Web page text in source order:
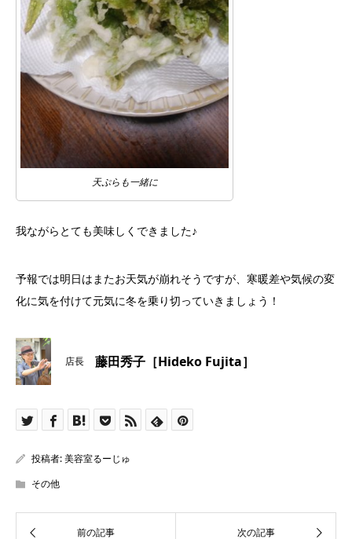
天ぷらも一緒に
我ながらとても美味しくできました♪
予報では明日はまたお天気が崩れそうですが、寒暖差や気候の変
化に気を付けて元気に冬を乗り切っていきましょう！
店長 藤田秀子［Hideko Fujita］
投稿者:美容室るーじゅ
その他